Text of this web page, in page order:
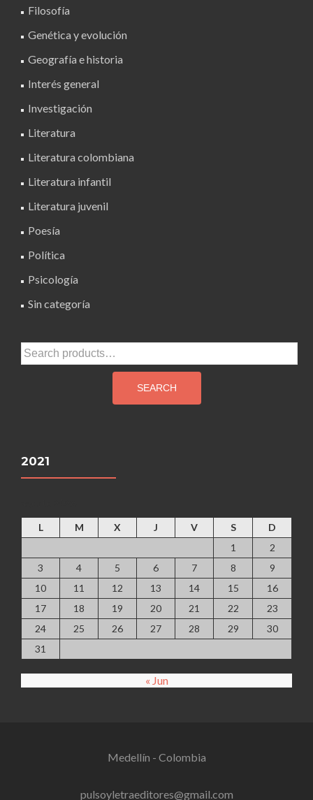
Filosofía
Genética y evolución
Geografía e historia
Interés general
Investigación
Literatura
Literatura colombiana
Literatura infantil
Literatura juvenil
Poesía
Política
Psicología
Sin categoría
Search
for:
SEARCH
2021
L M X J V S
D
1
2
3
4 5 6 7 8
9
10
11 12 13 14 15
16
17
18 19 20 21 22
23
24
25 26 27 28 29
30
31
« Jun
Medellín - Colombia
pulsoyletraeditores@gmail.com